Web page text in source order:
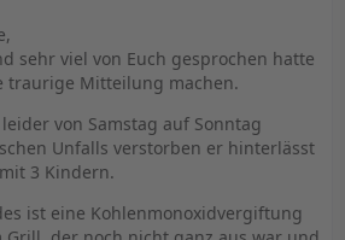
sehr viel von Euch gesprochen hatte
traurige Mitteilung machen.
von Samstag auf Sonntag
Unfalls verstorben er hinterlässt
3 Kindern.
ist eine Kohlenmonoxidvergiftung